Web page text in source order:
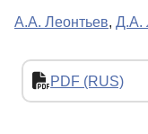
А.А. Леонтьев, Д.А.
PDF (RUS)